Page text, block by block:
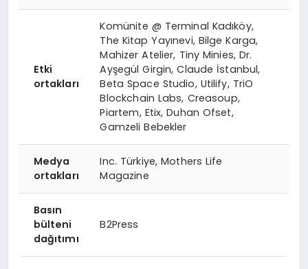
Etki
ortakları
Komünite @ Terminal Kadıköy,
The Kitap Yayınevi, Bilge Karga,
Mahizer Atelier, Tiny Minies, Dr.
Ayşegül Girgin, Claude İstanbul,
Beta Space Studio, Utilify, TriO
Blockchain Labs, Creasoup,
Piartem, Etix, Duhan Ofset,
Gamzeli Bebekler
Medya
ortakları
Inc. Türkiye, Mothers Life
Magazine
Basın
bülteni
dağıtımı
B2Press